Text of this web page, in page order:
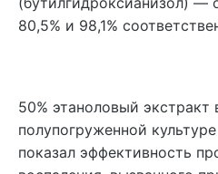
80,5% и 98,1%
50% этаноловый
полупогруженной
показал эффективность